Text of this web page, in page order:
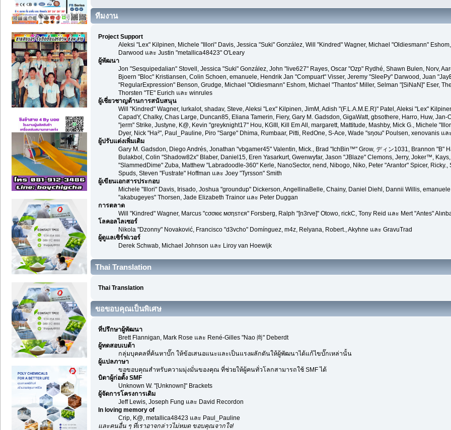
ทีมงาน
Project Support
Aleksi "Lex" Kilpinen, Michele "Illori" Davis, Jessica "Suki" González, Will "Kindred" Wagner, Michael "Oldiesmann"
Darwood และ Justin "metallica48423" O'Leary
ผู้พัฒนา
Jon "Sesquipedalian" Stovell, Jessica "Suki" González, John "live627" Rayes, Oscar "Ozp" Rydhé, Shawn Bulen, Norv,
Bjoern "Bloc" Kristiansen, Colin Schoen, emanuele, Hendrik Jan "Compuart" Visser, Jeremy "SleePy" Darwood, Juan
"RegularExpression" Benson, Grudge, Michael "Oldiesmann" Eshom, Michael "Thantos" Miller, Selman "[SiNaN]" Eser,
Thorsten "TE" Eurich และ winrules
ผู้เชี่ยวชาญด้านการสนับสนุน
Will "Kindred" Wagner, lurkalot, shadav, Steve, Aleksi "Lex" Kilpinen, JimM, Adish "(F.L.A.M.E.R)" Patel, Aleksi "Lex"
CapadY, Chalky, Chas Large, Duncan85, Eliana Tamerin, Fiery, Gary M. Gadsdon, GigaWatt, gbsothere, Harro, Huw, Jan-
"jerm" Strike, Justyne, K@, Kevin "greyknight17" Hou, KGIII, Kill Em All, margarett, Mattitude, Mashby, Mick G., Michele
Dyer, Nick "Ha²", Paul_Pauline, Piro "Sarge" Dhima, Rumbaar, Pitti, RedOne, S-Ace, Wade "sησω" Poulsen, xenovanis แล
ผู้ปรับแต่งเพิ่มเติม
Gary M. Gadsdon, Diego Andrés, Jonathan "vbgamer45" Valentin, Mick., Brad "IchBin™" Grow, ディン1031, Brannon "B"
Bulakbol, Colin "Shadow82x" Blaber, Daniel15, Eren Yasarkurt, Gwenwyfar, Jason "JBlaze" Clemons, Jerry, Joker™,
"SlammedDime" Zuba, Matthew "Labradoodle-360" Kerle, NanoSector, nend, Nibogo, Niko, Peter "Arantor" Spicer, Ricky.,
Spuds, Steven "Fustrate" Hoffman และ Joey "Tyrsson" Smith
ผู้เขียนเอกสารประกอบ
Michele "Illori" Davis, Irisado, Joshua "groundup" Dickerson, AngellinaBelle, Chainy, Daniel Diehl, Dannii Willis,
"akabugeyes" Thorsen, Jade Elizabeth Trainor และ Peter Duggan
การตลาด
Will "Kindred" Wagner, Marcus "cσσкιє мσηѕтєя" Forsberg, Ralph "[n3rve]" Otowo, rickC, Tony Reid และ Mert "Antes"
โลคอลไลเซอร์
Nikola "Dzonny" Novaković, Francisco "d3vcho" Domínguez, m4z, Relyana, Robert., Akyhne และ GravuTrad
ผู้ดูแลเซิร์ฟเวอร์
Derek Schwab, Michael Johnson และ Liroy van Hoewijk
Thai Translation
Thai Translation
ขอขอบคุณเป็นพิเศษ
ที่ปรึกษาผู้พัฒนา
Brett Flannigan, Mark Rose และ René-Gilles "Nao 尚" Deberdt
ผู้ทดสอบเบต้า
กลุ่มบุคคลที่ค้นหาบั๊ก ให้ข้อเสนอแนะและเป็นแรงผลักดันให้ผู้พัฒนาได้แก้ไขบั๊กเหล่านั้น
ผู้แปลภาษา
ขอขอบคุณสำหรับความมุ่งมั่นของคุณ ที่ช่วยให้ผู้คนทั่วโลกสามารถใช้ SMF ได้
บิดาผู้ก่อตั้ง SMF
Unknown W. "[Unknown]" Brackets
ผู้จัดการโครงการเดิม
Jeff Lewis, Joseph Fung และ David Recordon
In loving memory of
Crip, K@, metallica48423 และ Paul_Pauline
และคนอื่น ๆ ที่เราอาจกล่าวไม่หมด ขอบคุณจากใจ!